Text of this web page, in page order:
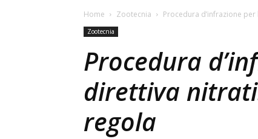
Home Zootecnia Procedura d’infrazione
Zootecnia
Procedura
direttiva
regola